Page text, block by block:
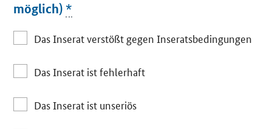
möglich) *
Das Inserat verstößt gegen Inseratsbedingungen
Das Inserat ist fehlerhaft
Das Inserat ist unseriös